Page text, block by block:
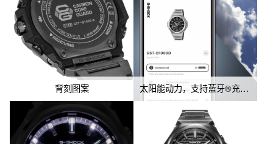
背刻图案 太阳能动力，支持蓝牙®充电 * 图示为 GST-B1000D-1A。